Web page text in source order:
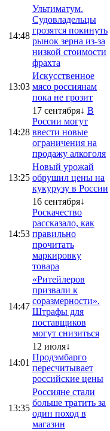
14:48
Ультиматум.
Судовладельцы
грозятся покинуть
рынок зерна из-за
низкой стоимости
фрахта
13:03
Искусственное
мясо россиянам
пока не грозит
14:28
17 сентября↓ В
России могут
ввести новые
ограничения на
продажу алкоголя
13:25
Новый урожай
обрушил цены на
кукурузу в России
14:53
16 сентября↓
Роскачество
рассказало, как
правильно
прочитать
маркировку
товара
14:47
«Ритейлеров
призвали к
соразмерности».
Штрафы для
поставщиков
могут снизиться
14:01
12 июля↓
Продэмбарго
пересчитывает
российские цены
13:35
Россияне стали
больше тратить за
один поход в
магазин